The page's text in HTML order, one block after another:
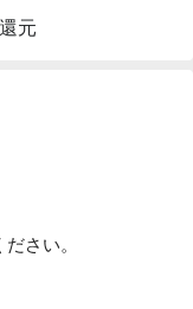
元
さい。